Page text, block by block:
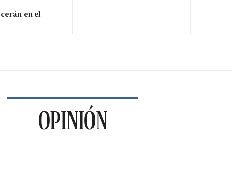
en el
OPINIÓN